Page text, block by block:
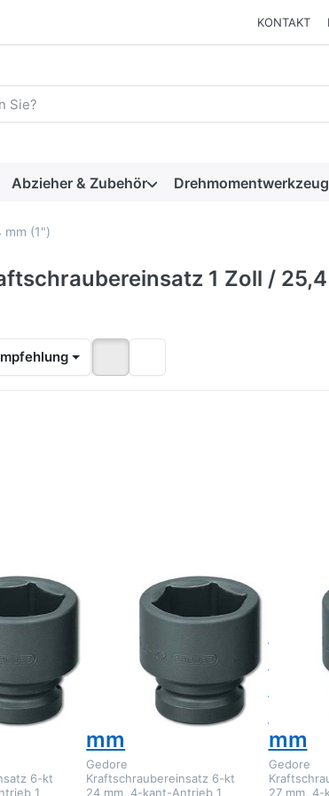
KONTAKT
ein. Während Sie tippen, erscheinen
Abzieher & Zubehör
mm (1")
1 Zoll /
Produkt liegen noch keine Bewertungen vor.
22
6-kt
1
Zu diesem Produkt liegen
Gedore K 21
Kraftschraubereinsatz
1 Zoll 6-kt 24
mm
Gedore
Kraftschraubereinsatz 6-kt
24 mm, 4-kant-Antrieb 1
1
mm
Gedore
27 mm, 4-